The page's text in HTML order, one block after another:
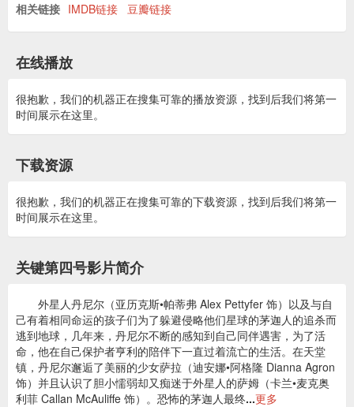
相关链接 IMDB链接 豆瓣链接
在线播放
很抱歉，我们的机器正在搜集可靠的播放资源，找到后我们将第一
时间展示在这里。
下载资源
很抱歉，我们的机器正在搜集可靠的下载资源，找到后我们将第一
时间展示在这里。
关键第四号影片简介
外星人丹尼尔（亚历克斯•帕蒂弗 Alex Pettyfer 饰）以及与自
己有着相同命运的孩子们为了躲避侵略他们星球的茅迦人的追杀而
逃到地球，几年来，丹尼尔不断的感知到自己同伴遇害，为了活
命，他在自己保护者亨利的陪伴下一直过着流亡的生活。在天堂
镇，丹尼尔邂逅了美丽的少女萨拉（迪安娜•阿格隆 Dianna Agron
饰）并且认识了胆小懦弱却又痴迷于外星人的萨姆（卡兰•麦克奥
利菲 Callan McAuliffe 饰）。恐怖的茅迦人最终...更多